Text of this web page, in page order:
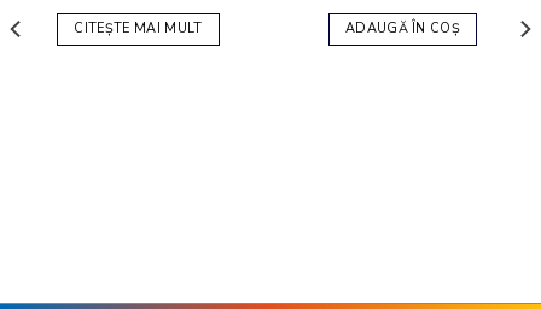
CITEȘTE MAI MULT
ADAUGĂ ÎN COȘ